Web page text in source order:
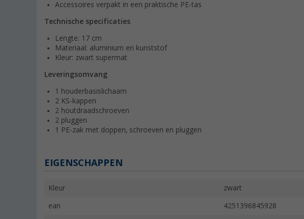
Accessoires verpakt in een praktische PE-tas
Technische specificaties
Lengte: 17 cm
Materiaal: aluminium en kunststof
Kleur: zwart supermat
Leveringsomvang
1 houderbasislichaam
2 KS-kappen
2 houtdraadschroeven
2 pluggen
1 PE-zak met doppen, schroeven en pluggen
EIGENSCHAPPEN
Kleur zwart
ean 4251396845928